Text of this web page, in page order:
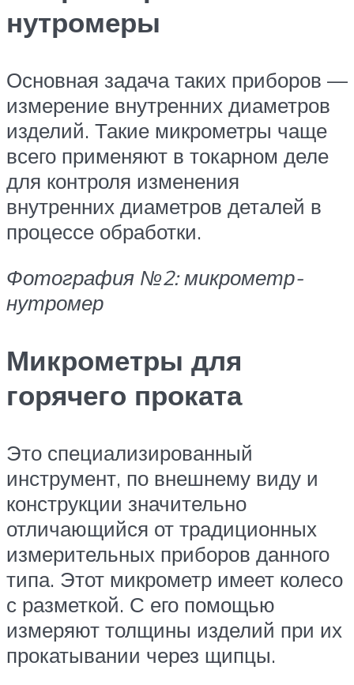
нутромеры
Основная задача таких приборов —
измерение внутренних диаметров
изделий. Такие микрометры чаще
всего применяют в токарном деле
для контроля изменения
внутренних диаметров деталей в
процессе обработки.
Фотография №2: микрометр-
нутромер
Микрометры для
горячего проката
Это специализированный
инструмент, по внешнему виду и
конструкции значительно
отличающийся от традиционных
измерительных приборов данного
типа. Этот микрометр имеет колесо
с разметкой. С его помощью
измеряют толщины изделий при их
прокатывании через щипцы.